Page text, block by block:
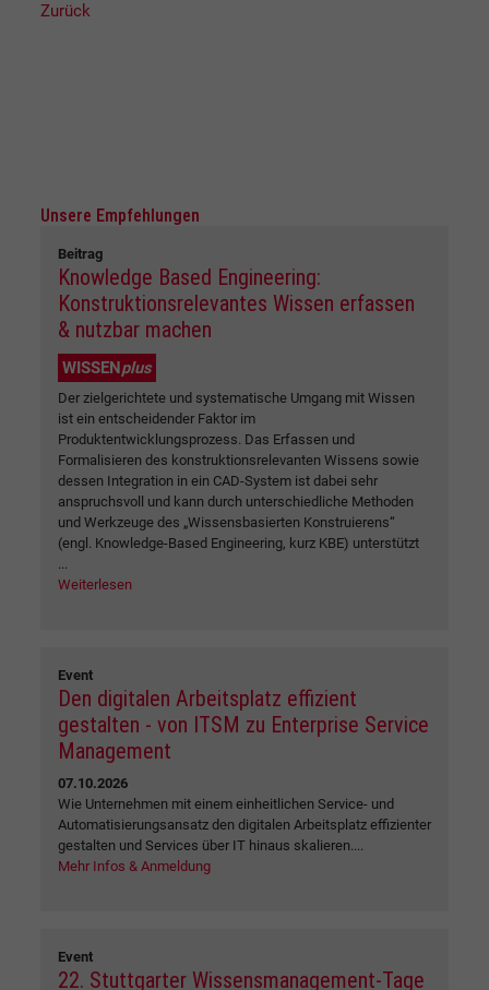
Zurück
Unsere Empfehlungen
Beitrag
Knowledge Based Engineering:
Konstruktionsrelevantes Wissen erfassen
& nutzbar machen
WISSENplus
Der zielgerichtete und systematische Umgang mit Wissen
ist ein entscheidender Faktor im
Produktentwicklungsprozess. Das Erfassen und
Formalisieren des konstruktionsrelevanten Wissens sowie
dessen Integration in ein CAD-System ist dabei sehr
anspruchsvoll und kann durch unterschiedliche Methoden
und Werkzeuge des „Wissensbasierten Konstruierens“
(engl. Knowledge-Based Engineering, kurz KBE) unterstützt
Weiterlesen
Event
Den digitalen Arbeitsplatz effizient
gestalten - von ITSM zu Enterprise Service
Management
07.10.2026
Wie Unternehmen mit einem einheitlichen Service- und
Automatisierungsansatz den digitalen Arbeitsplatz effizienter
gestalten und Services über IT hinaus skalieren....
Mehr Infos & Anmeldung
Event
22. Stuttgarter Wissensmanagement-Tage